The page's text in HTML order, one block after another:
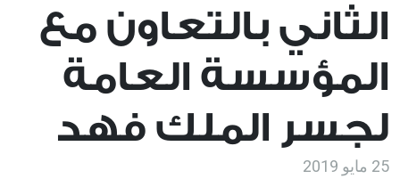
الثاني بالتعاون مع
المؤسسة العامة
لجسر الملك فهد
25 مايو 2019